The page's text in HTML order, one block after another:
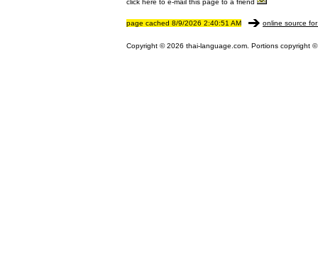
click here to e-mail this page to a friend
page cached 8/9/2026 2:40:51 AM online source
Copyright © 2026 thai-language.com. Portions copyright